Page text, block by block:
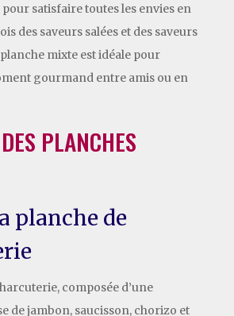
pour satisfaire toutes les envies en
des saveurs salées et des saveurs
mixte est idéale pour
gourmand entre amis ou en
PLANCHES
planche de
composée d’une
de jambon, saucisson, chorizo et